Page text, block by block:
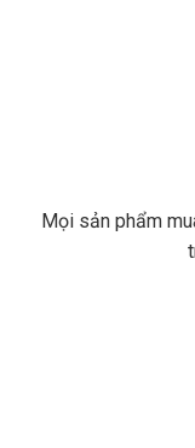
Mọi sản phẩm